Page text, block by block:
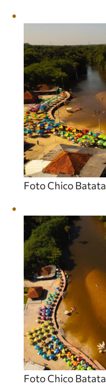
Foto Chico Batata
Foto Chico Batata